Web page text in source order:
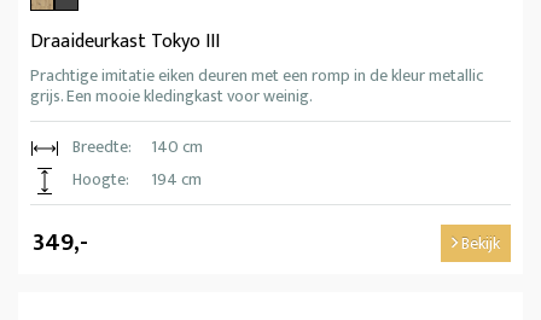
Draaideurkast Tokyo III
Prachtige imitatie eiken deuren met een romp in de kleur metallic
grijs. Een mooie kledingkast voor weinig.
Breedte:
140 cm
Hoogte:
194 cm
349,- Bekijk